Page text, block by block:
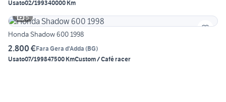
Usato02/199340000 Km
5
Honda Shadow 600 1998
2.800 €Fara Gera d'Adda (BG)
Usato07/199847500 KmCustom / Café racer